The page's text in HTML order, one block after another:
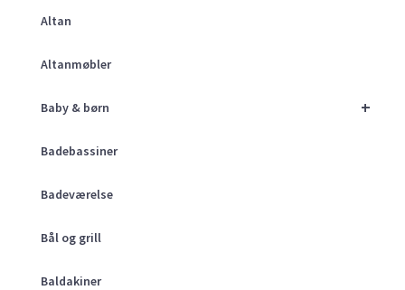
Altan
Altanmøbler
+
Baby & børn
Badebassiner
Badeværelse
Bål og grill
Baldakiner